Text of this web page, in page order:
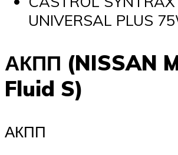
UNIVERSAL PLUS
АКПП (NISSAN
Fluid S)
АКПП